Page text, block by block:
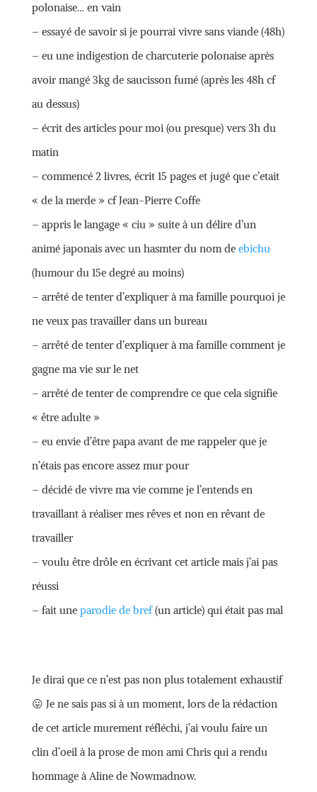
polonaise… en vain
– essayé de savoir si je pourrai vivre sans viande (48h)
– eu une indigestion de charcuterie polonaise après
avoir mangé 3kg de saucisson fumé (après les 48h cf
au dessus)
– écrit des articles pour moi (ou presque) vers 3h du
matin
– commencé 2 livres, écrit 15 pages et jugé que c’etait
« de la merde » cf Jean-Pierre Coffe
– appris le langage « ciu » suite à un délire d’un
animé japonais avec un hasmter du nom de ebichu
(humour du 15e degré au moins)
– arrêté de tenter d’expliquer à ma famille pourquoi je
ne veux pas travailler dans un bureau
– arrêté de tenter d’expliquer à ma famille comment je
gagne ma vie sur le net
– arrêté de tenter de comprendre ce que cela signifie
« être adulte »
– eu envie d’être papa avant de me rappeler que je
n’étais pas encore assez mur pour
– décidé de vivre ma vie comme je l’entends en
travaillant à réaliser mes rêves et non en rêvant de
travailler
– voulu être drôle en écrivant cet article mais j’ai pas
réussi
– fait une parodie de bref(un article) qui était pas mal
Je dirai que ce n’est pas non plus totalement exhaustif
😛 Je ne sais pas si à un moment, lors de la rédaction
de cet article murement réfléchi, j’ai voulu faire un
clin d’oeil à la prose de mon ami Chris qui a rendu
hommage à Aline de Nowmadnow.